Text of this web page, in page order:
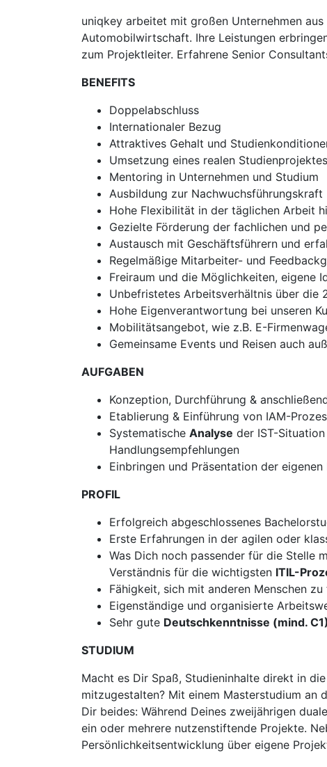
uniqkey arbeitet mit großen Unternehmen
Automobilwirtschaft. Ihre Leistungen
zum Projektleiter. Erfahrene Senior
BENEFITS
Doppelabschluss
Internationaler Bezug
Attraktives Gehalt und
Umsetzung eines realen
Mentoring in Unternehmen und Studium
Ausbildung zur Nachwuchsführungskraft
Hohe Flexibilität in der täglichen Arbeit
Gezielte Förderung der fachlichen und
Austausch mit Geschäftsführern und
Regelmäßige Mitarbeiter- und
Freiraum und die Möglichkeiten, eigene
Unbefristetes Arbeitsverhältnis über die
Hohe Eigenverantwortung bei unseren
Mobilitätsangebot, wie z.B. E-
Gemeinsame Events und Reisen auch
AUFGABEN
Konzeption, Durchführung &
Etablierung & Einführung von IAM-
Systematische Analyse der IST-
Handlungsempfehlungen
Einbringen und Präsentation der
PROFIL
Erfolgreich abgeschlossenes
Erste Erfahrungen in der agilen oder
Was Dich noch passender für die Stelle
Verständnis für die wichtigsten ITIL-
Fähigkeit, sich mit anderen Menschen
Eigenständige und organisierte
Sehr gute Deutschkenntnisse (mind. C1)
STUDIUM
Macht es Dir Spaß, Studieninhalte direkt in
mitzugestalten? Mit einem Masterstudium an
Dir beides: Während Deines zweijährigen
ein oder mehrere nutzenstiftende Projekte.
Persönlichkeitsentwicklung über eigene